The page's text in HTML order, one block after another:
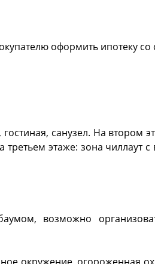
оформить ипотеку со
санузел. На втором
этаже: зона чиллаут
возможно